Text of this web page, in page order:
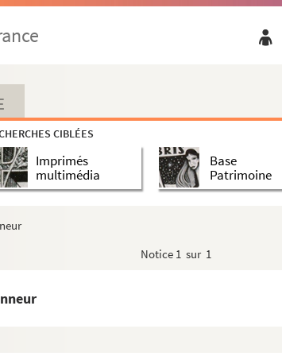
CIBLÉES
Imprimés
multimédia
Base
Patrimoine
Notice 1 sur 1